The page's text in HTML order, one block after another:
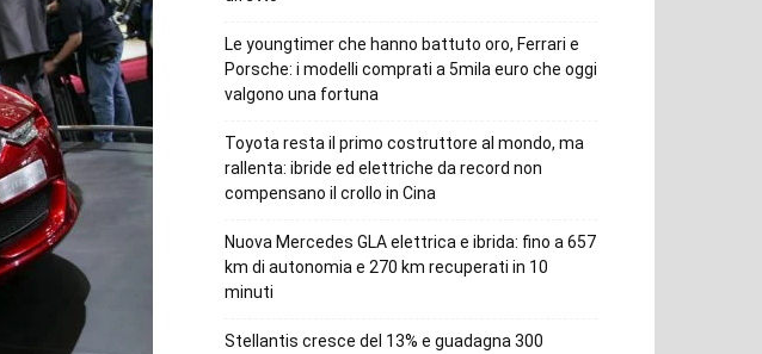
Le youngtimer che hanno battuto oro, Ferrari e
Porsche: i modelli comprati a 5mila euro che oggi
valgono una fortuna
Toyota resta il primo costruttore al mondo, ma
rallenta: ibride ed elettriche da record non
compensano il crollo in Cina
Nuova Mercedes GLA elettrica e ibrida: fino a 657
km di autonomia e 270 km recuperati in 10
minuti
Stellantis cresce del 13% e guadagna 300